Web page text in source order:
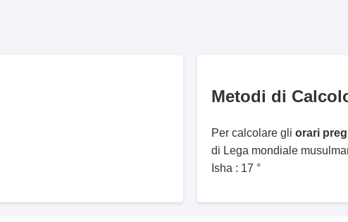
Metodi di
Per calcolare gli orari
di Lega mondiale
Isha : 17 °